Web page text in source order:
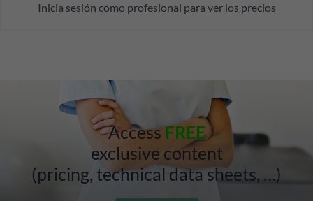
Inicia sesión como profesional para ver los precios
AccessFREE
exclusive content
(pricing, technical data sheets, …)